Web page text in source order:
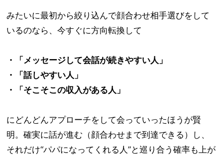
みたいに最初から絞り込んで顔合わせ相手選びをして
いるのなら、今すぐに方向転換して
・「メッセージして会話が続きやすい人」
・「話しやすい人」
・「そこそこの収入がある人」
にどんどんアプローチをして会っていったほうが賢
明。確実に話が進む（顔合わせまで到達できる）し、
それだけ“パパになってくれる人”と巡り合う確率も上が